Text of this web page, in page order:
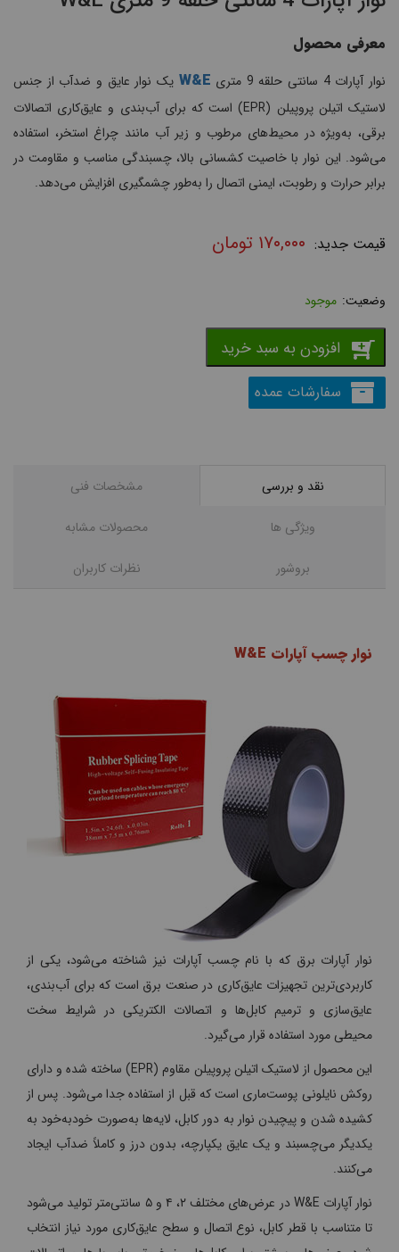
معرفی محصول
نوار آپارات 4 سانتی حلقه 9 متری W&E یک نوار عایق و ضدآب از جنس
لاستیک اتیلن پروپیلن (EPR) است که برای آب‌بندی و عایق‌کاری اتصالات
برقی، به‌ویژه در محیط‌های مرطوب و زیر آب مانند چراغ استخر، استفاده
می‌شود. این نوار با خاصیت کشسانی بالا، چسبندگی مناسب و مقاومت در
برابر حرارت و رطوبت، ایمنی اتصال را به‌طور چشمگیری افزایش می‌دهد.
۱۷۰,۰۰۰ تومان
موجود
افزودن به سبد خرید
سفارشات عمده
نقد و بررسی مشخصات فنی
ویژگی ها محصولات مشابه
بروشور نظرات کاربران
نوار چسب آپارات W&E
نوار آپارات برق که با نام چسب آپارات نیز شناخته می‌شود، یکی از
کاربردی‌ترین تجهیزات عایق‌کاری در صنعت برق است که برای آب‌بندی،
عایق‌سازی و ترمیم کابل‌ها و اتصالات الکتریکی در شرایط سخت
محیطی مورد استفاده قرار می‌گیرد.
این محصول از لاستیک اتیلن پروپیلن مقاوم (EPR) ساخته شده و دارای
روکش نایلونی پوست‌ماری است که قبل از استفاده جدا می‌شود. پس از
کشیده شدن و پیچیدن نوار به دور کابل، لایه‌ها به‌صورت خودبه‌خود به
یکدیگر می‌چسبند و یک عایق یکپارچه، بدون درز و کاملاً ضدآب ایجاد
می‌کنند.
نوار آپارات W&E در عرض‌های مختلف ۲، ۴ و ۵ سانتی‌متر تولید می‌شود
تا متناسب با قطر کابل، نوع اتصال و سطح عایق‌کاری مورد نیاز انتخاب